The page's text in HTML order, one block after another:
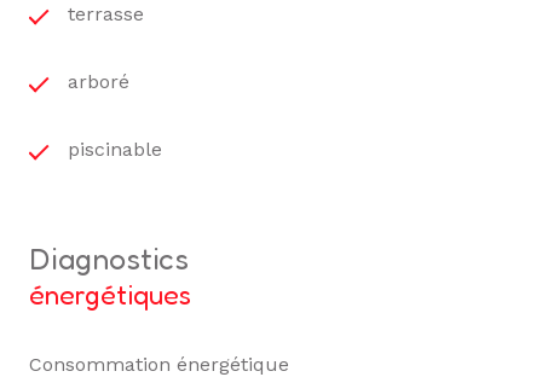
terrasse
arboré
piscinable
diagnostics
énergétiques
Consommation énergétique